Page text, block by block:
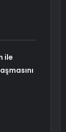
ile